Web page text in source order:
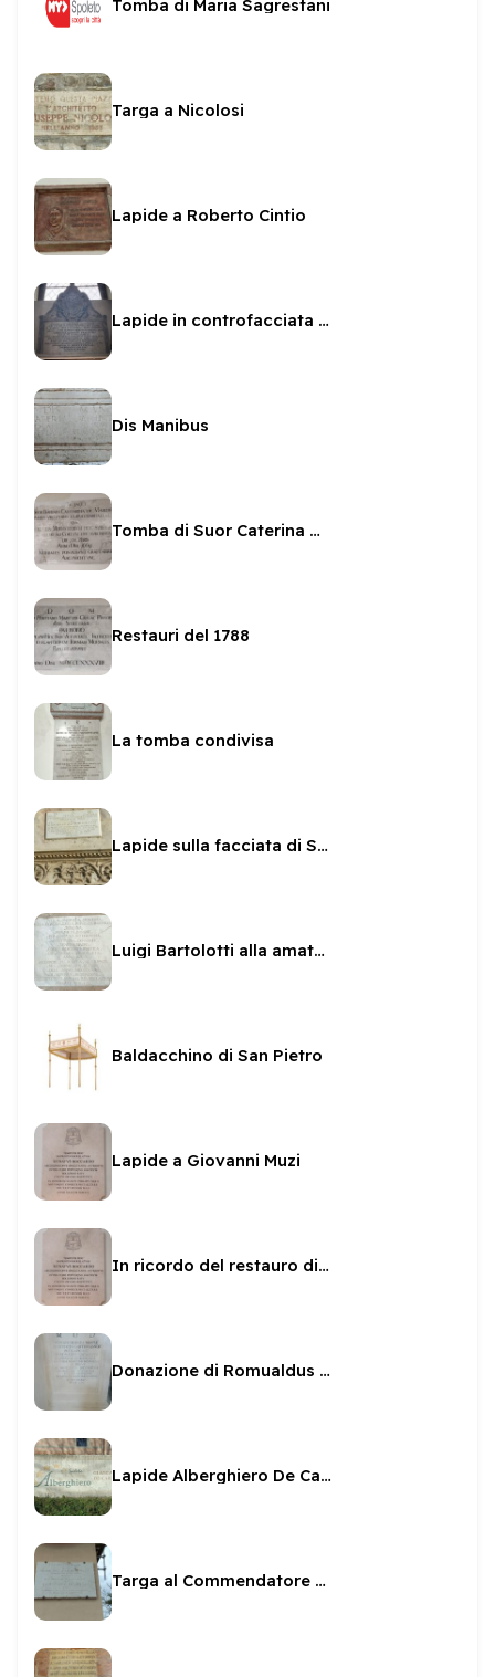
Tomba di Maria Sagrestani
Targa a Nicolosi
Lapide a Roberto Cintio
Lapide in controfacciata in San Sabino
Dis Manibus
Tomba di Suor Caterina Marchetti
Restauri del 1788
La tomba condivisa
Lapide sulla facciata di San Pietro
Luigi Bartolotti alla amata Lucia
Baldacchino di San Pietro
Lapide a Giovanni Muzi
In ricordo del restauro di San Filippo dal Boccardo
Donazione di Romualdus Cariannus
Lapide Alberghiero De Carolis
Targa al Commendatore Paolo Pallucco